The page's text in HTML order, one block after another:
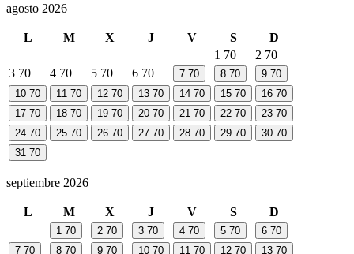
agosto 2026
L M X J V S
D
1 70 2 70
3 70 4 70 5 70 6 70 7 70 8 70 9 70
10 70 11 70 12 70 13 70 14 70 15 70 16 70
17 70 18 70 19 70 20 70 21 70 22 70 23 70
24 70 25 70 26 70 27 70 28 70 29 70 30 70
31 70
septiembre 2026
L M X J V S D
1 70 2 70 3 70 4 70 5 70 6 70
7 70 8 70 9 70 10 70 11 70 12 70 13 70